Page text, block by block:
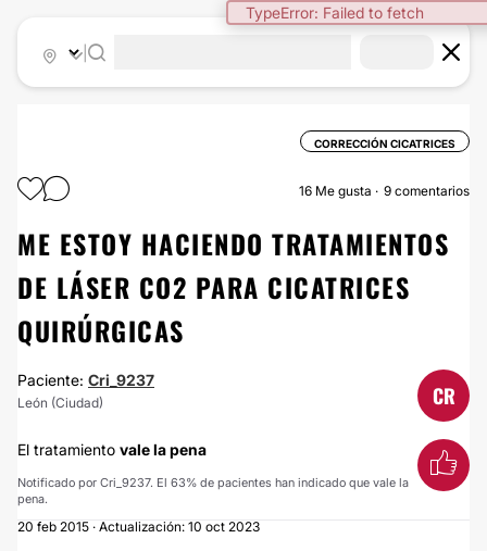
TypeError: Failed to fetch
CORRECCIÓN CICATRICES
16 Me gusta 9 comentarios
ME ESTOY HACIENDO TRATAMIENTOS
DE LÁSER CO2 PARA CICATRICES
QUIRÚRGICAS
Paciente: Cri_9237
León (Ciudad) CR
El tratamiento vale la pena
Notificado por Cri_9237. El 63% de pacientes han indicado que vale la
pena.
20 feb 2015 · Actualización: 10 oct 2023